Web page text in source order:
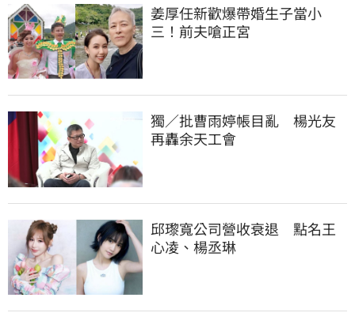
姜厚任新歡爆帶婚生子當小
三！前夫嗆正宮
獨／批曹雨婷帳目亂　楊光友
再轟余天工會
邱瓈寬公司營收衰退　點名王
心凌、楊丞琳